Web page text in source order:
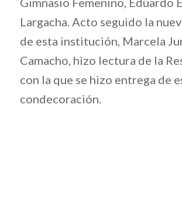
Largacha. Acto seguido la
de esta institución, Marcela
Camacho, hizo lectura de la
con la que se hizo entrega de
condecoración.